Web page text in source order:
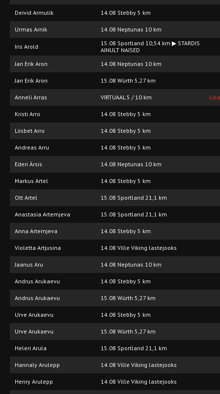
Deivid Armulik 14.08 Stebby 5 km
Urmas Arnik 14.08 Neptunas 10 km
Iris Arold
15.08 Sportland 10,54 km ▶ STARDIS
AINULT NAISED
Jan Erik Aron
14.08 Neptunas 10 km
Jan Erik Aron 15.08 Würth 5,27 km
Anneli Arras VIRTUAAL 5 / 10 km
Kristi Arro 14.08 Stebby 5 km
Liisbet Arro 14.08 Stebby 5 km
Andreas Arru 14.08 Stebby 5 km
Ederi Ärsis 14.08 Neptunas 10 km
Markus Artel 14.08 Stebby 5 km
Ott Artel 15.08 Sportland 21,1 km
Anastasia Artemjeva 15.08 Sportland 21,1 km
Anna Artemjeva 14.08 Stebby 5 km
Violetta Artjusina 14.08 Ville Viking lastejooks
Jaanus Aru 14.08 Neptunas 10 km
Andrus Arukaevu 14.08 Stebby 5 km
Andrus Arukaevu 15.08 Würth 5,27 km
Urve Arukaevu 14.08 Stebby 5 km
Urve Arukaevu 15.08 Würth 5,27 km
Heleri Arula 15.08 Sportland 21,1 km
Hannaly Arulepp 14.08 Ville Viking lastejooks
Henry Arulepp 14.08 Ville Viking lastejooks